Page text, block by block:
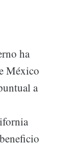
ha
México
a